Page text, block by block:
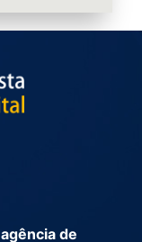
agência de